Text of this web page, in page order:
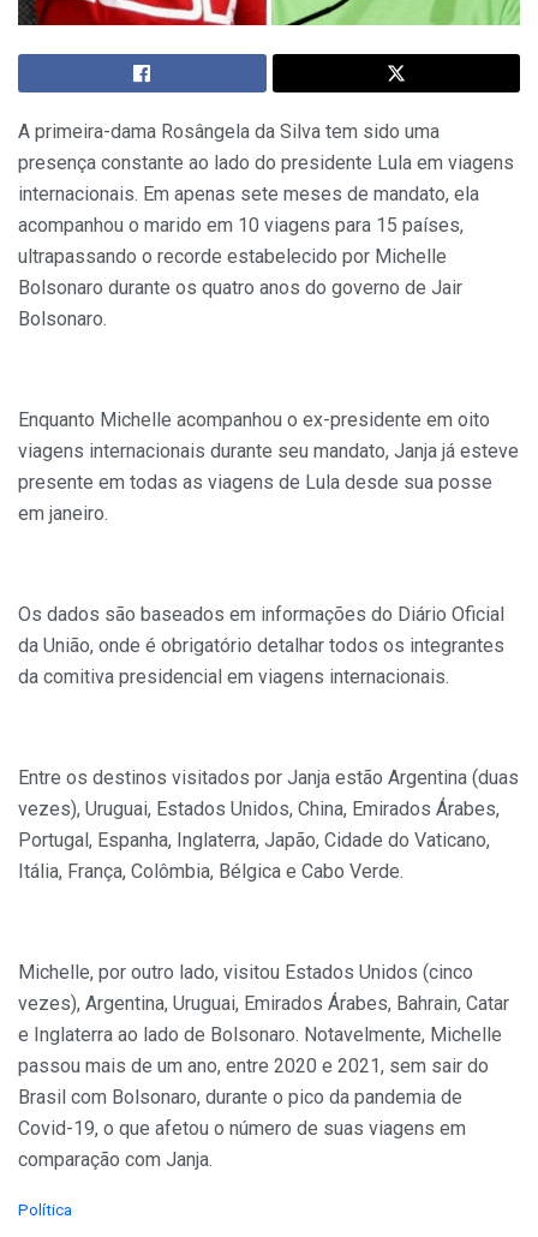
A primeira-dama Rosângela da Silva tem sido uma
presença constante ao lado do presidente Lula em viagens
internacionais. Em apenas sete meses de mandato, ela
acompanhou o marido em 10 viagens para 15 países,
ultrapassando o recorde estabelecido por Michelle
Bolsonaro durante os quatro anos do governo de Jair
Bolsonaro.
Enquanto Michelle acompanhou o ex-presidente em oito
viagens internacionais durante seu mandato, Janja já esteve
presente em todas as viagens de Lula desde sua posse
em janeiro.
Os dados são baseados em informações do Diário Oficial
da União, onde é obrigatório detalhar todos os integrantes
da comitiva presidencial em viagens internacionais.
Entre os destinos visitados por Janja estão Argentina (duas
vezes), Uruguai, Estados Unidos, China, Emirados Árabes,
Portugal, Espanha, Inglaterra, Japão, Cidade do Vaticano,
Itália, França, Colômbia, Bélgica e Cabo Verde.
Michelle, por outro lado, visitou Estados Unidos (cinco
vezes), Argentina, Uruguai, Emirados Árabes, Bahrain, Catar
e Inglaterra ao lado de Bolsonaro. Notavelmente, Michelle
passou mais de um ano, entre 2020 e 2021, sem sair do
Brasil com Bolsonaro, durante o pico da pandemia de
Covid-19, o que afetou o número de suas viagens em
comparação com Janja.
C
Política